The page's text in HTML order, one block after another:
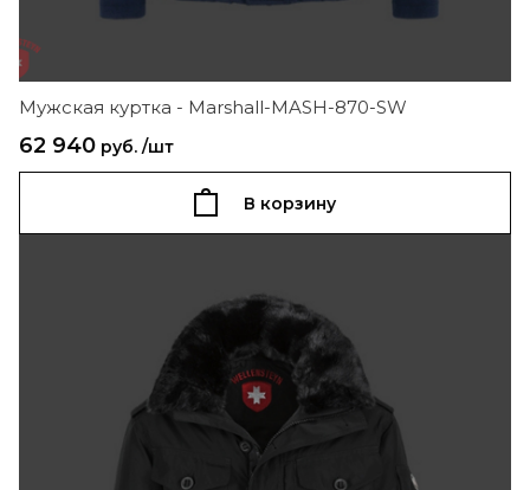
Мужская куртка - Marshall-MASH-870-SW
62 940 руб. /шт
В корзину